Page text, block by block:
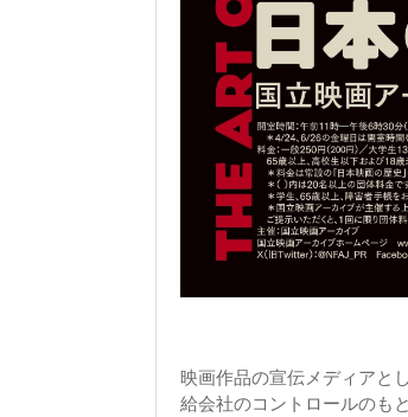
映画作品の宣伝メディアと
給会社のコントロールのも